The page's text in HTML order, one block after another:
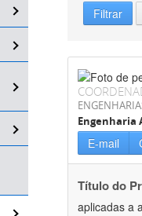
Filtrar
Engenharia
E-mail
Título do
aplicadas a